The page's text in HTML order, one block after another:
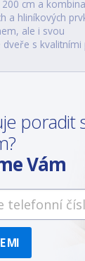
cm a
a hliníkových
ale i svou
s kvalitními
poradit
Vám
MI